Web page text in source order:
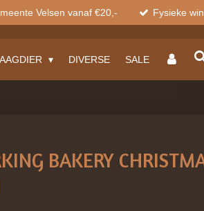
Velsen vanaf €20,- Fysieke
DIVERSE SALE
BAKERY